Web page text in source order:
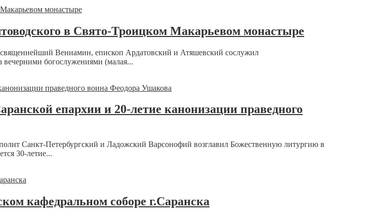
в Свято-Троицком Макарьевом монастыре
Вениамин, епископ Ардатовский и Атяшевский сослужил
богослужениями (малая...
епархии и 20-летие канонизации праведного
Санкт-Петербургский и Ладожский Варсонофий возглавил Божественную литургию в
30-летие...
кафедральном соборе г.Саранска